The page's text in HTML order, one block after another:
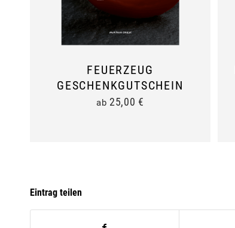
FEUERZEUG
GESCHENKGUTSCHEIN
ab 25,00 €
Eintrag teilen